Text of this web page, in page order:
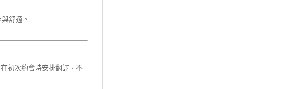
舒適。.
初次約會時安排翻譯。不